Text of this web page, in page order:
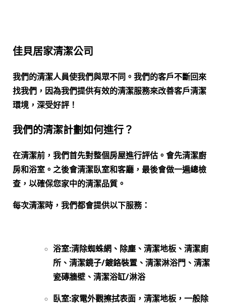
佳貝居家清潔公司
我們的清潔人員使我們與眾不同。我們的客戶不斷回來
找我們，因為我們提供有效的清潔服務來改善客戶清潔
環境，深受好評！
我們的清潔計劃如何進行？
在清潔前，我們首先對整個房屋進行評估。會先清潔廚
房和浴室。之後會清潔臥室和客廳，最後會做一遍總檢
查，以確保您家中的清潔品質。
每次清潔時，我們都會提供以下服務：
浴室:清除蜘蛛網、除塵、清潔地板、清潔廁
所、清潔鏡子/鍍鉻裝置、清潔淋浴門、清潔
瓷磚牆壁、清潔浴缸/淋浴
臥室:家電外觀擦拭表面，清潔地板，一般除